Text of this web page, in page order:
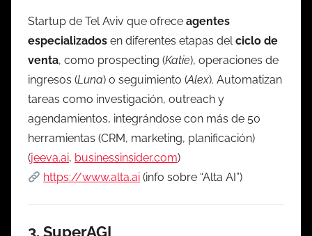
Startup de Tel Aviv que ofrece agentes
especializados en diferentes etapas delciclo de
venta, como prospecting (Katie), operaciones de
ingresos (Luna) o seguimiento (Alex). Automatizan
tareas como investigación, outreach y
agendamientos, integrándose con más de 50
herramientas (CRM, marketing, planificación)
(jeeva.ai, businessinsider.com)
https://www.alta.ai (info sobre “Alta AI”)
3. SuperAGI